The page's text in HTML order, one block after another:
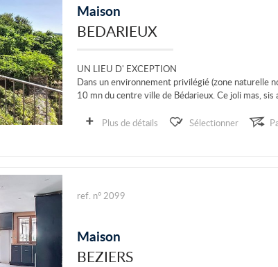
Maison
BEDARIEUX
UN LIEU D' EXCEPTION
Dans un environnement privilégié (zone naturelle
10 mn du centre ville de Bédarieux. Ce joli mas, sis
Plus de détails Sélectionner
ref. n° 2099
Maison
BEZIERS